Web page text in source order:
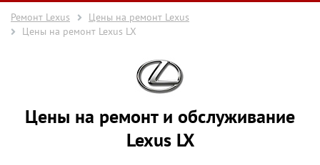
Ремонт Lexus
Цены на ремонт Lexus
Цены на ремонт Lexus LX
Цены на ремонт и обслуживание
Lexus LX